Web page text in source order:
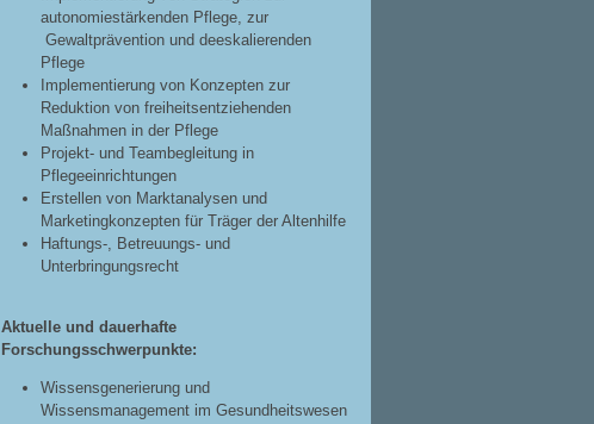
autonomiestärkenden Pflege, zur
Gewaltprävention und deeskalierenden
Pflege
Implementierung von Konzepten zur
Reduktion von freiheitsentziehenden
Maßnahmen in der Pflege
Projekt- und Teambegleitung in
Pflegeeinrichtungen
Erstellen von Marktanalysen und
Marketingkonzepten für Träger der Altenhilfe
Haftungs-, Betreuungs- und
Unterbringungsrecht
Aktuelle und dauerhafte
Forschungsschwerpunkte:
Wissensgenerierung und
Wissensmanagement im Gesundheitswesen